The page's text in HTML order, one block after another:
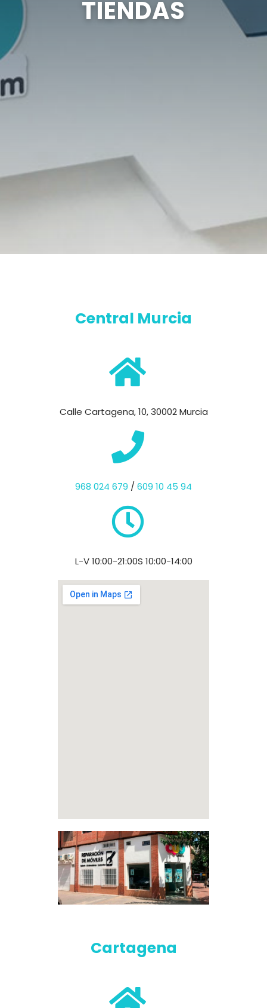
TIENDAS
Central Murcia
Calle Cartagena, 10, 30002 Murcia
968 024 679 /609 10 45 94
L-V 10:00-21:00​ S 10:00-14:00​
Cartagena